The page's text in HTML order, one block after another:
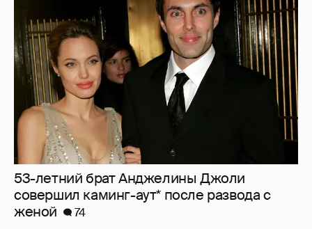
53-летний брат Анджелины Джоли
совершил каминг-аут* после развода с
женой
74